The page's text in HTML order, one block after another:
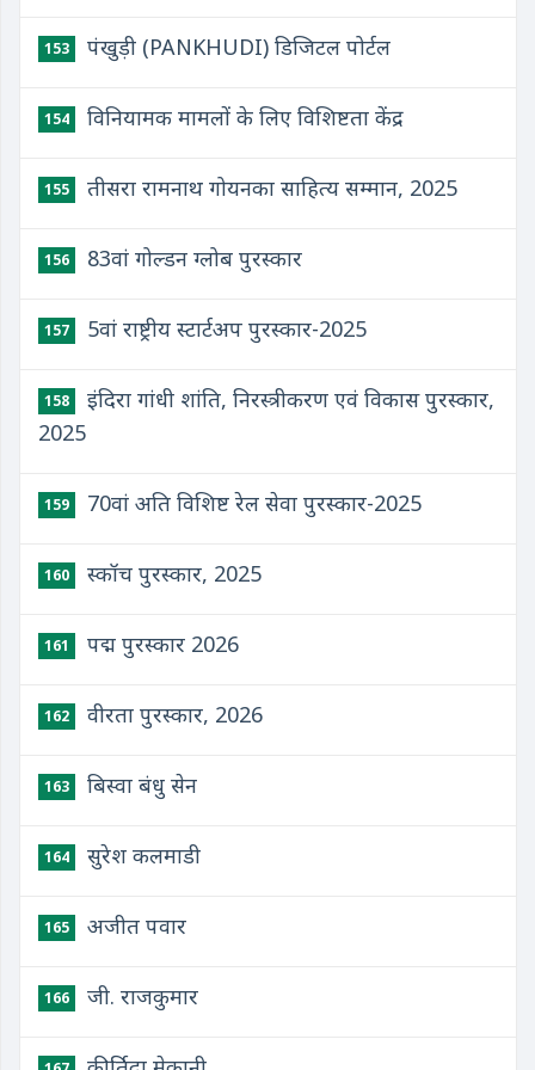
153 पंखुड़ी (PANKHUDI) डिजिटल पोर्टल
154 विनियामक मामलों के लिए विशिष्टता केंद्र
155 तीसरा रामनाथ गोयनका साहित्य सम्मान, 2025
156 83वां गोल्डन ग्लोब पुरस्कार
157 5वां राष्ट्रीय स्टार्टअप पुरस्कार-2025
158
इंदिरा गांधी शांति, निरस्त्रीकरण एवं विकास पुरस्कार,
2025
159 70वां अति विशिष्ट रेल सेवा पुरस्कार-2025
160 स्कॉच पुरस्कार, 2025
161 पद्म पुरस्कार 2026
162 वीरता पुरस्कार, 2026
163 बिस्वा बंधु सेन
164 सुरेश कलमाडी
165 अजीत पवार
166 जी. राजकुमार